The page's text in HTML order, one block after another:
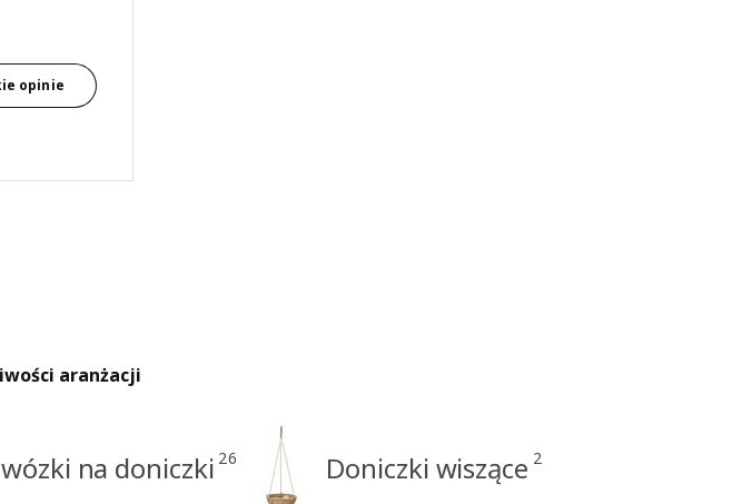
opinie
aranżacji
na doniczki 26 Doniczki wiszące 2